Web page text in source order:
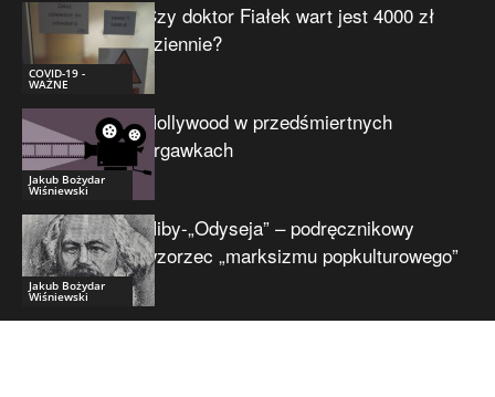
COVID-19 -
WAŻNE
Czy doktor Fiałek wart jest 4000 zł
dziennie?
Jakub Bożydar
Wiśniewski
Hollywood w przedśmiertnych
drgawkach
Jakub Bożydar
Wiśniewski
Niby-„Odyseja” – podręcznikowy
wzorzec „marksizmu popkulturowego”